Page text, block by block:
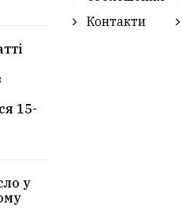
15-
у
Контакти